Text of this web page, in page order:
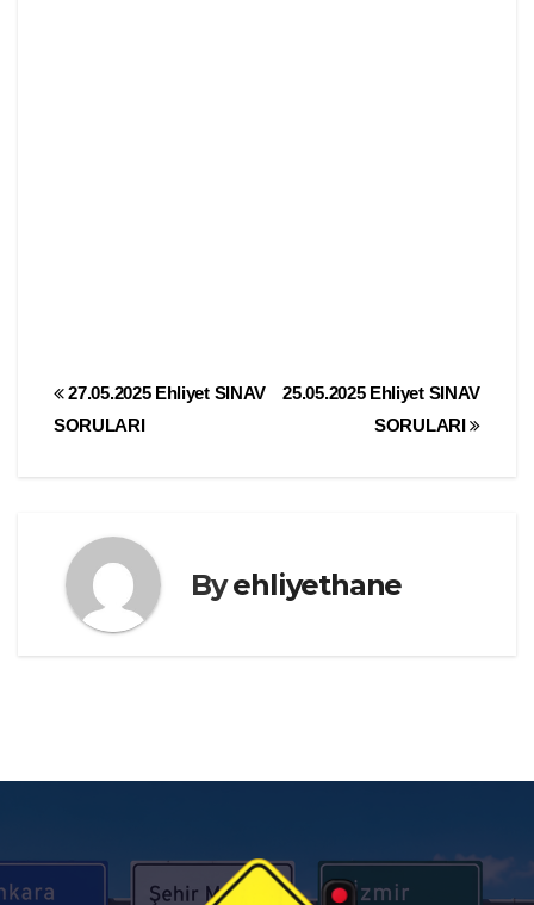
Yazı
25.05.2025 Ehliyet SINAV
SORULARI
27.05.2025 Ehliyet SINAV
SORULARI
Byehliyethane